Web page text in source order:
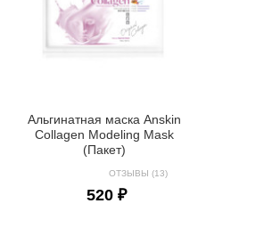
Альгинатная маска Anskin
Collagen Modeling Mask
(Пакет)
ОТЗЫВЫ (13)
520 ₽